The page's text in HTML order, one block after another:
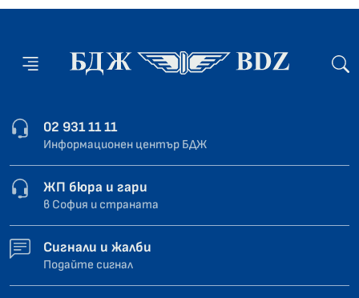
02 931 11 11
Информационен център БДЖ
ЖП бюра и гари
в София и страната
Сигнали и жалби
Подайте сигнал